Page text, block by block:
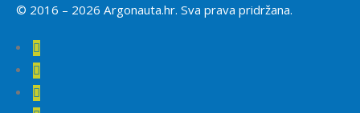
© 2016 – 2026 Argonauta.hr. Sva prava pridržana.